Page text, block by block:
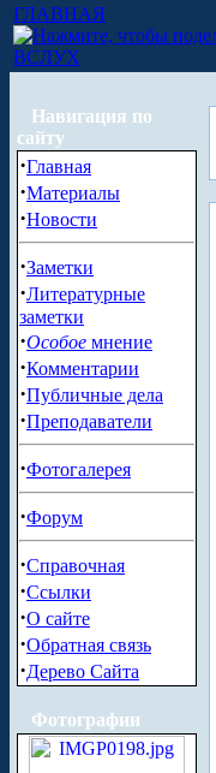
ГЛАВНАЯ
ВСЛУХ
Навигация по
сайту
·Главная
·Материалы
·Новости
·Заметки
·Литературные
заметки
·Особое мнение
·Комментарии
·Публичные дела
·Преподаватели
·Фотогалерея
·Форум
·Справочная
·Ссылки
·О сайте
·Обратная связь
·Дерево Сайта
Фотографии